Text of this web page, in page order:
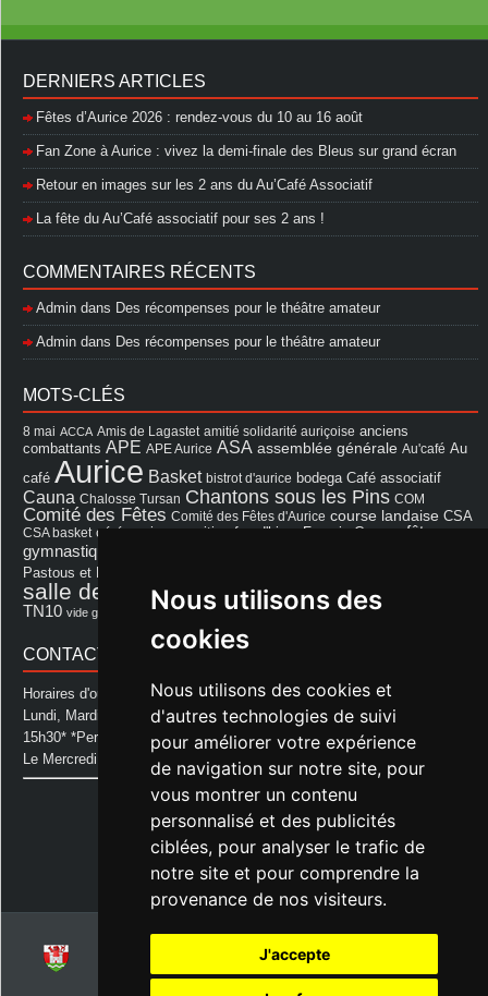
Nous utilisons des
cookies
Nous utilisons des cookies et
d'autres technologies de suivi
pour améliorer votre expérience
de navigation sur notre site, pour
vous montrer un contenu
personnalisé et des publicités
ciblées, pour analyser le trafic de
notre site et pour comprendre la
provenance de nos visiteurs.
J'accepte
DERNIERS ARTICLES
Fêtes d’Aurice 2026 : rendez-vous du 10 au 16 août
Fan Zone à Aurice : vivez la demi-finale des Bleus sur grand écran
Retour en images sur les 2 ans du Au’Café Associatif
La fête du Au’Café associatif pour ses 2 ans !
COMMENTAIRES RÉCENTS
Admin dans Des récompenses pour le théâtre amateur
Admin dans Des récompenses pour le théâtre amateur
MOTS-CLÉS
8 mai ACCA Amis de Lagastet amitié solidarité auriçoise anciens
combattants APE APE Aurice ASA assemblée générale Au'café Au
café Aurice Basket bistrot d'aurice bodega Café associatif
Cauna Chalosse Tursan Chantons sous les Pins COM
Comité des Fêtes Comité des Fêtes d'Aurice course landaise CSA
CSA basket cérémonie exposition feu d'hiver Francis Cazaux
fêtes
gymnastique volontaire
Pastous et Pastourettes
salle des fêtes salle des fêtes d'aurice Souprosse
TN10 vide grenier Voeux école
CONTACT MAIRIE
Horaires d'ouverture de la Mairie:
Lundi, Mardi, Jeudi et Vendredi : de 08h00 à 11h30 et de 12h30 à
15h30* *Permanence téléphonique jusqu'à 17h00
Le Mercredi : de 08h00 à 11h00
Mairie d'Aurice
14 Avenue des Pastous
40500 Aurice
Tel : 05 58 76 06 50
Plus d'infos »
Commune d'Aurice – Landes 40